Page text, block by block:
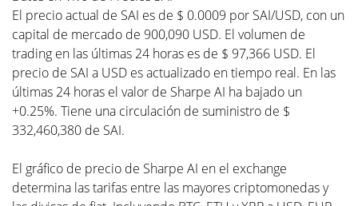
El precio actual de SAI es de $ 0.0009 por SAI/USD, con un
capital de mercado de 900,090 USD. El volumen de
trading en las últimas 24 horas es de $ 97,366 USD. El
precio de SAI a USD es actualizado en tiempo real. En las
últimas 24 horas el valor de Sharpe AI ha bajado un
+0.25%. Tiene una circulación de suministro de $
332,460,380 de SAI.
El gráfico de precio de Sharpe AI en el exchange
determina las tarifas entre las mayores criptomonedas y